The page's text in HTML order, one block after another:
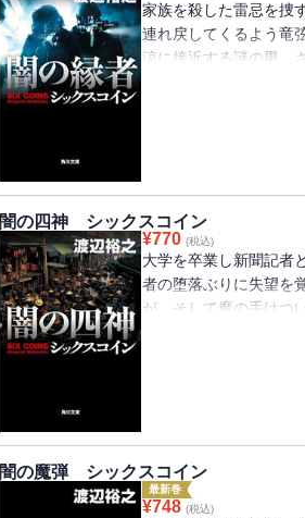
家族を殺した雷忌を捜
連れ戻してくるよう竜
涼に接近する謎の男。
闇の四神 シックスコイン
¥770 (税込)
大学を卒業し新聞記者
者の堕落ぶりに失望を
が。そして魔の手はつ
闇の魔弾 シックスコイン
最新巻
¥748 (税込)